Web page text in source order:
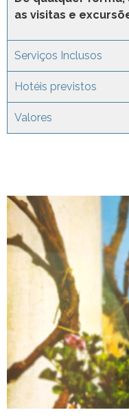
as visitas e
Serviços Inclusos
Hotéis previstos
Valores